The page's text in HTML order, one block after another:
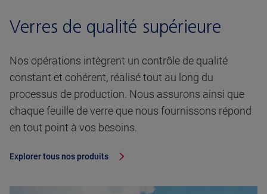
Verres de qualité supérieure
Nos opérations intègrent un contrôle de qualité
constant et cohérent, réalisé tout au long du
processus de production. Nous assurons ainsi que
chaque feuille de verre que nous fournissons répond
en tout point à vos besoins.
Explorer tous nos produits